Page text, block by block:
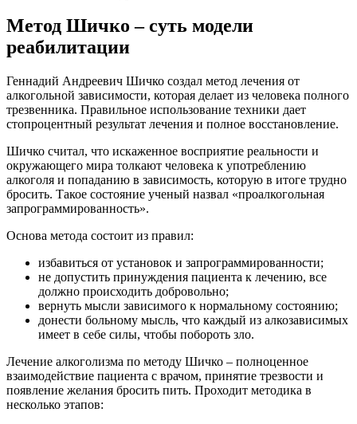
Метод Шичко – суть модели
реабилитации
Геннадий Андреевич Шичко создал метод лечения от
алкогольной зависимости, которая делает из человека полного
трезвенника. Правильное использование техники дает
стопроцентный результат лечения и полное восстановление.
Шичко считал, что искаженное восприятие реальности и
окружающего мира толкают человека к употреблению
алкоголя и попаданию в зависимость, которую в итоге трудно
бросить. Такое состояние ученый назвал «проалкогольная
запрограммированность».
Основа метода состоит из правил:
избавиться от установок и запрограммированности;
не допустить принуждения пациента к лечению, все
должно происходить добровольно;
вернуть мысли зависимого к нормальному состоянию;
донести больному мысль, что каждый из алкозависимых
имеет в себе силы, чтобы побороть зло.
Лечение алкоголизма по методу Шичко – полноценное
взаимодействие пациента с врачом, принятие трезвости и
появление желания бросить пить. Проходит методика в
несколько этапов: